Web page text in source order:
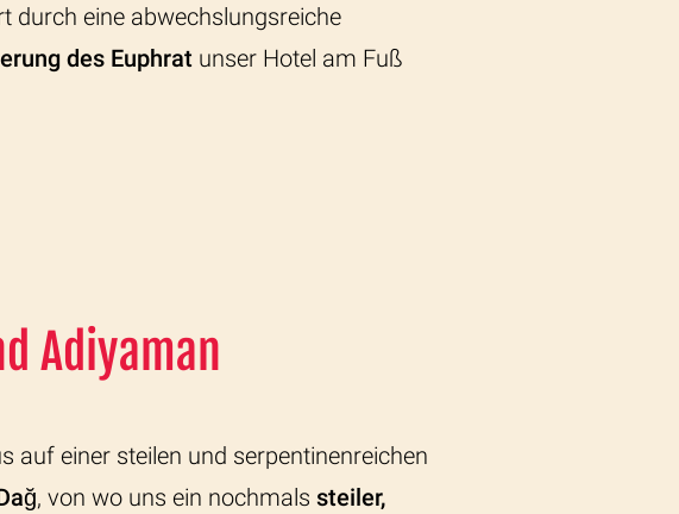
durch eine abwechslungsreiche
des Euphrat unser Hotel am Fuß
Adiyaman
auf einer steilen und serpentinenreichen
, von wo uns ein nochmalssteiler,